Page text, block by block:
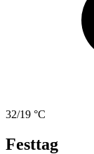
32/19 °C
Festtag